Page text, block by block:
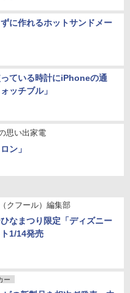
に作れるホットサンドメー
ている時計にiPhoneの通
ッチブル」
思い出家電
ン」
クフール）編集部
なまつり限定「ディズニー
1/14発売
ー